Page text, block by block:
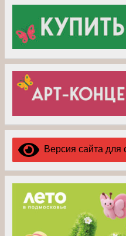
Версия сайта для